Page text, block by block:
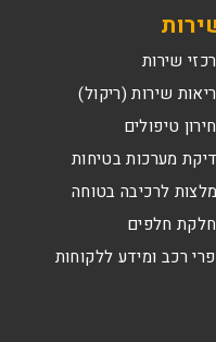
שירות
שירות (ריקול)
טיפולים
מערכות בטיחות
לרכיבה בטוחה
חלפים
רכב ומידע ללקוחות